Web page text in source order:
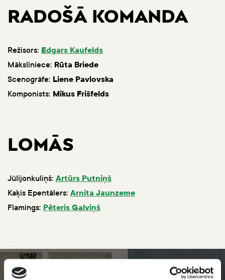
RADOŠĀ KOMANDA
Režisors: Edgars Kaufelds
Māksliniece: Rūta Briede
Scenogrāfe: Liene Pavlovska
Komponists: Mikus Frišfelds
LOMĀS
Jūlijonkuliņš: Artūrs Putniņš
Kaķis Epentālers: Arnita Jaunzeme
Flamings: Pēteris Galviņš